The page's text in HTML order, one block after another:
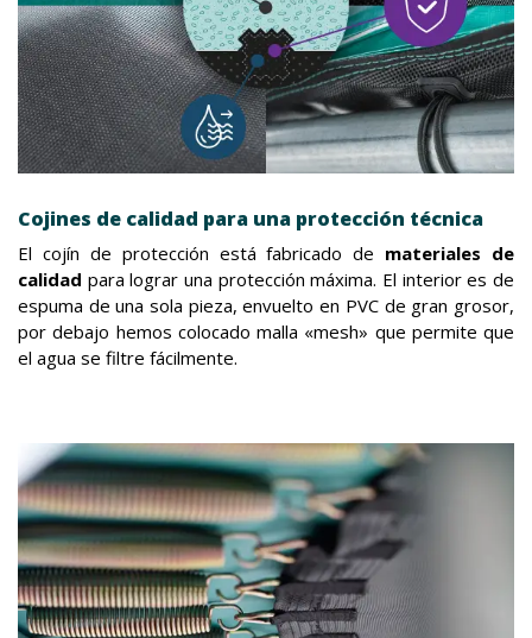
Cojines de calidad para una protección técnica
El cojín de protección está fabricado de materiales de
calidad para lograr una protección máxima. El interior es de
espuma de una sola pieza, envuelto en PVC de gran grosor,
por debajo hemos colocado malla «mesh» que permite que
el agua se filtre fácilmente.